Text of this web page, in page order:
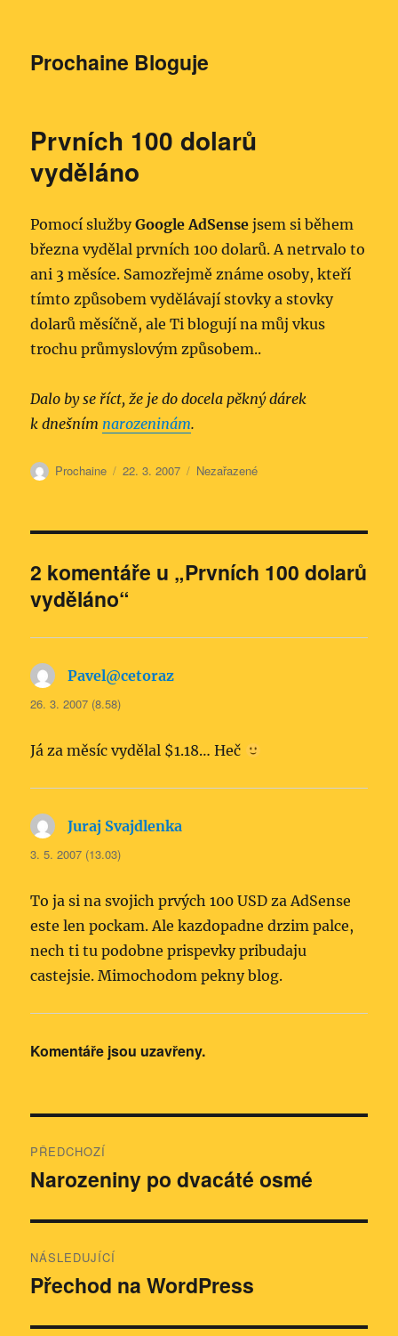
Prochaine Bloguje
Prvních 100 dolarů
vyděláno
Pomocí službyGoogle AdSense jsem si během
března vydělal prvních 100 dolarů. A netrvalo to
ani 3 měsíce. Samozřejmě známe osoby, kteří
tímto způsobem vydělávají stovky a stovky
dolarů měsíčně, ale Ti blogují na můj vkus
trochu průmyslovým způsobem..
Dalo by se říct, že je do docela pěkný dárek
k dnešním narozeninám.
Autor:
Prochaine Publikováno:
22. 3. 2007 Rubriky:
Nezařazené
2 komentáře u „Prvních 100 dolarů
vyděláno“
Pavel@cetoraz
26. 3. 2007 (8.58)
Já za měsíc vydělal $1.18… Heč
Juraj Svajdlenka
3. 5. 2007 (13.03)
To ja si na svojich prvých 100 USD za AdSense
este len pockam. Ale kazdopadne drzim palce,
nech ti tu podobne prispevky pribudaju
castejsie. Mimochodom pekny blog.
Komentáře jsou uzavřeny.
pro
PŘEDCHOZÍ
Předchozí
Narozeniny po dvacáté osmé
NÁSLEDUJÍCÍ
Následující
Přechod na WordPress